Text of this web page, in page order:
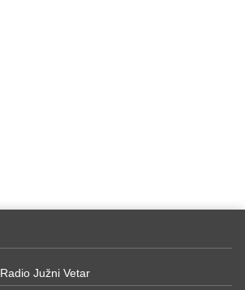
Radio Južni Vetar